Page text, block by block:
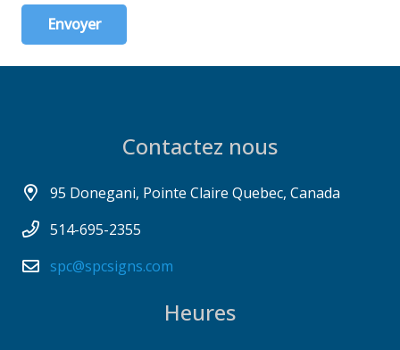
Envoyer
Contactez nous
95 Donegani, Pointe Claire Quebec, Canada
514-695-2355
spc@spcsigns.com
Heures